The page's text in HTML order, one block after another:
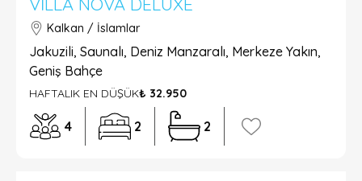
Kalkan / İslamlar
Jakuzili, Saunalı, Deniz Manzaralı, Merkeze Yakın,
Geniş Bahçe
HAFTALIK EN DÜŞÜK₺ 32.950
4 2 2